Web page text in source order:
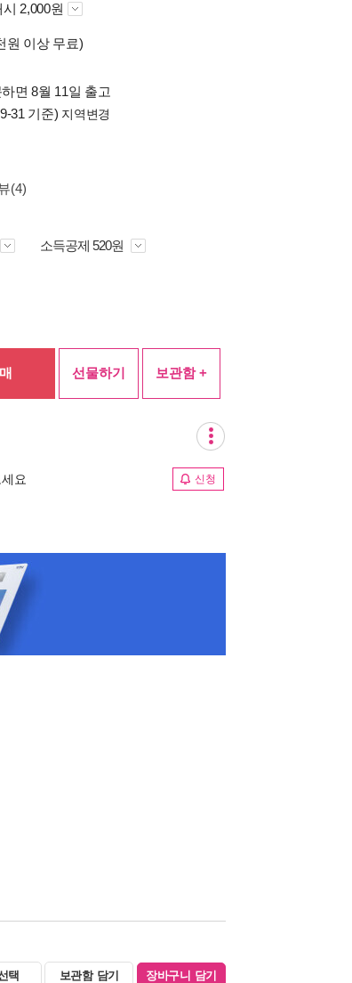
2,000원
원 이상 무료)
면 8월 11일 출고
31 기준) 지역변경
(4)
소득공제 520원
선물하기 보관함 +
요 신청
택 보관함 담기 장바구니 담기